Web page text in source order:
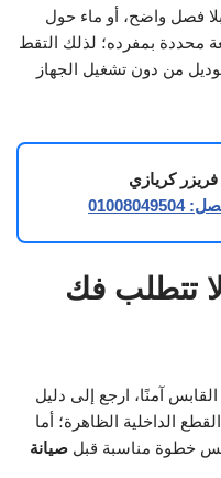
فصل واضح، أو ماء حول
محددة بمفرده؛ لذلك التقط
من دون تشغيل الجهاز
كريازي
01008049504
تتطلب فك
آمنًا، ارجع إلى دليل
الداخلية الظاهرة؛ أما
خطوة مناسبة قبل صيانة